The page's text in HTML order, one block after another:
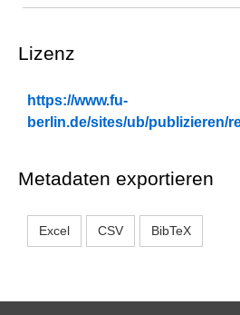
Lizenz
https://www.fu-
berlin.de/sites/ub/publizieren/
Metadaten exportieren
Excel CSV BibTeX